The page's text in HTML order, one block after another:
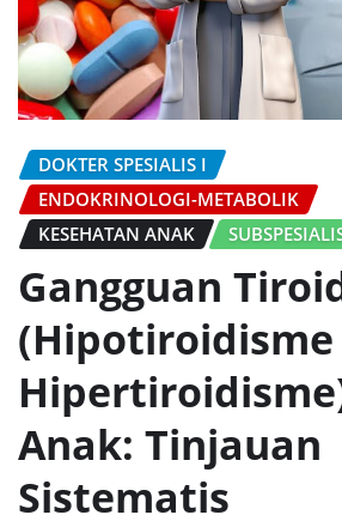
DOKTER SPESIALIS I
ENDOKRINOLOGI-METABOLIK
KESEHATAN ANAK
Gangguan
(Hipotiroidisme
Anak: Tinjauan
Sistematis